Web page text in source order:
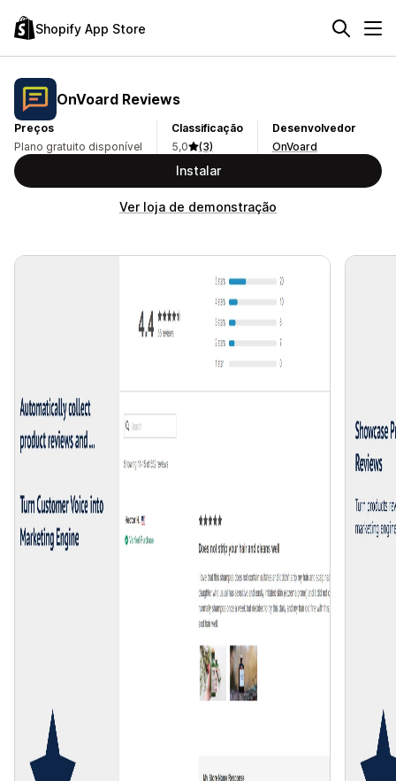
Shopify App Store
OnVoard Reviews
Preços
Plano gratuito disponível
Classificação
5,0
(3)
Desenvolvedor
OnVoard
Instalar
Ver loja de demonstração